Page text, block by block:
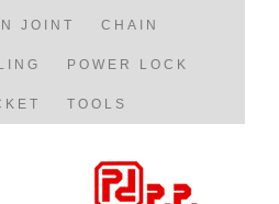
JOINT CHAIN
POWER LOCK
TOOLS